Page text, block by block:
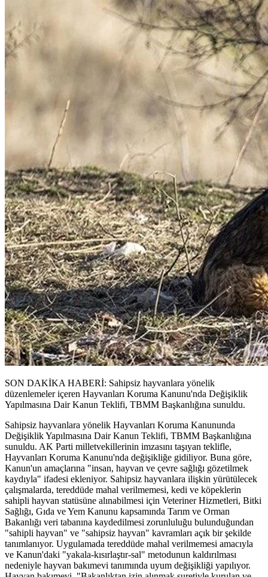
SON DAKİKA HABERİ: Sahipsiz hayvanlara yönelik
düzenlemeler içeren Hayvanları Koruma Kanunu'nda Değişiklik
Yapılmasına Dair Kanun Teklifi, TBMM Başkanlığına sunuldu.
Sahipsiz hayvanlara yönelik Hayvanları Koruma Kanununda
Değişiklik Yapılmasına Dair Kanun Teklifi, TBMM Başkanlığına
sunuldu. AK Parti milletvekillerinin imzasını taşıyan teklifle,
Hayvanları Koruma Kanunu'nda değişikliğe gidiliyor. Buna göre,
Kanun'un amaçlarına "insan, hayvan ve çevre sağlığı gözetilmek
kaydıyla" ifadesi ekleniyor. Sahipsiz hayvanlara ilişkin yürütülecek
çalışmalarda, tereddüde mahal verilmemesi, kedi ve köpeklerin
sahipli hayvan statüsüne alınabilmesi için Veteriner Hizmetleri, Bitki
Sağlığı, Gıda ve Yem Kanunu kapsamında Tarım ve Orman
Bakanlığı veri tabanına kaydedilmesi zorunluluğu bulunduğundan
"sahipli hayvan" ve "sahipsiz hayvan" kavramları açık bir şekilde
tanımlanıyor. Uygulamada tereddüde mahal verilmemesi amacıyla
ve Kanun'daki "yakala-kısırlaştır-sal" metodunun kaldırılması
nedeniyle hayvan bakımevi tanımında uyum değişikliği yapılıyor.